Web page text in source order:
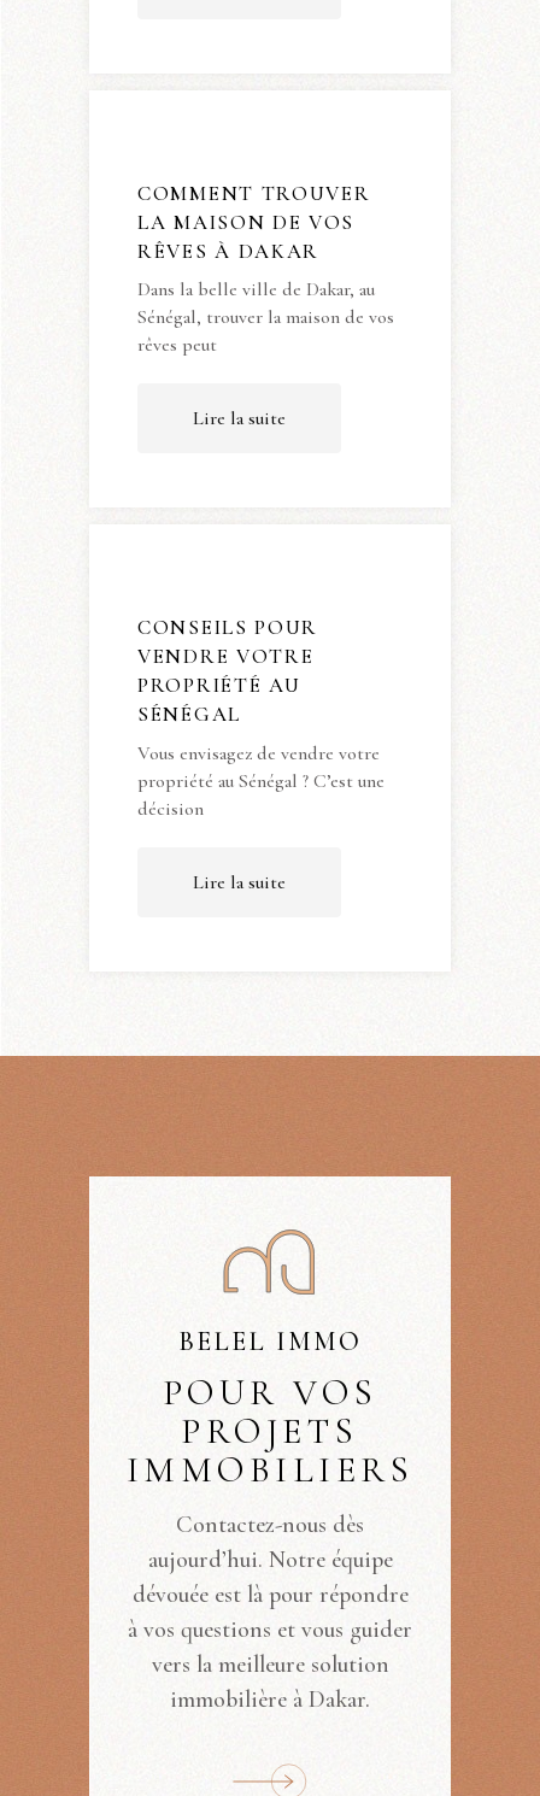
COMMENT TROUVER
LA MAISON DE VOS
RÊVES À DAKAR
Dans la belle ville de Dakar, au
Sénégal, trouver la maison de vos
rêves peut
Lire la suite
CONSEILS POUR
VENDRE VOTRE
PROPRIÉTÉ AU
SÉNÉGAL
Vous envisagez de vendre votre
propriété au Sénégal ? C’est une
décision
Lire la suite
BELEL IMMO
POUR VOS
PROJETS
IMMOBILIERS
Contactez-nous dès
aujourd’hui. Notre équipe
dévouée est là pour répondre
à vos questions et vous guider
vers la meilleure solution
immobilière à Dakar.